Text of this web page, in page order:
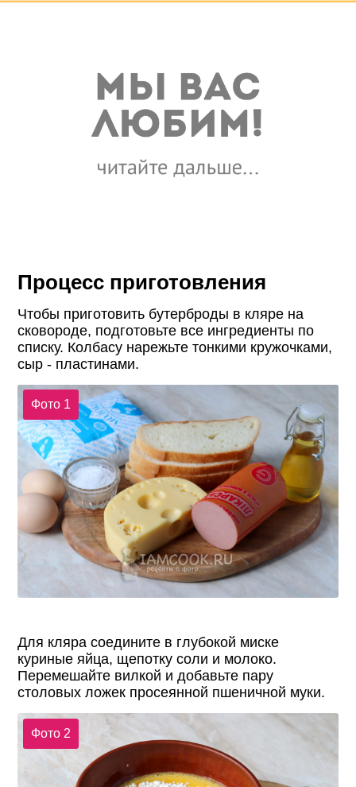
Процесс приготовления
Чтобы приготовить бутерброды в кляре на
сковороде, подготовьте все ингредиенты по
списку. Колбасу нарежьте тонкими кружочками,
сыр - пластинами.
Фото 1
Для кляра соедините в глубокой миске
куриные яйца, щепотку соли и молоко.
Перемешайте вилкой и добавьте пару
столовых ложек просеянной пшеничной муки.
Фото 2